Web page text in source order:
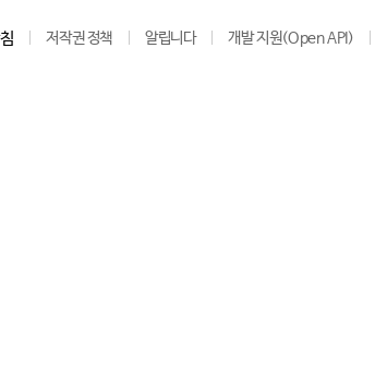
저작권 정책 알립니다 개발 지원(Open API)